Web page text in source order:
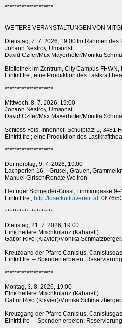
********************
WEITERE VERANSTALTUNGEN VON
Dienstag, 7. 7. 2026, 19:00 Im Rahmen des
Johann Nestroy, Umsonst
David Czifer/Max Mayerhofer/Monika
Bibliothek im Zentrum, City Campus
Eintritt frei; eine Produktion des
********************
Mittwoch, 8. 7. 2026, 19:00
Johann Nestroy, Umsonst
David Czifer/Max Mayerhofer/Monika
Schloss Fels, Innenhof, Schulplatz 1, 3481
Eintritt frei; eine Produktion des
********************
Donnerstag, 9. 7. 2026, 19:00
Lachperlen 16 – Grusel, Grauen,
Manuel Girisch/Renate Woltron
Heuriger Schneider-Gössl, Firmiangasse
Eintritt frei; http://loserkulturverein.at, 0676/
********************
Dienstag, 21. 7. 2026, 19:00
Eine heitere Mischkulanz (Kabarett)
Gabor Rivo (Klavier)/Monika
Kreuzgang der Pfarre Canisius,
Eintritt frei – Spenden erbeten;
********************
Montag, 3. 8. 2026, 19:00
Eine heitere Mischkulanz (Kabarett)
Gabor Rivo (Klavier)/Monika
Kreuzgang der Pfarre Canisius,
Eintritt frei – Spenden erbeten;